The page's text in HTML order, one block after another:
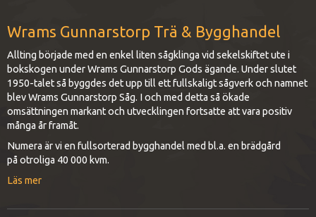
Wrams Gunnarstorp Trä & Bygghandel
Allting började med en enkel liten sågklinga vid sekelskiftet ute i
bokskogen under Wrams Gunnarstorp Gods ägande. Under slutet
1950-talet så byggdes det upp till ett fullskaligt sågverk och namnet
blev Wrams Gunnarstorp Såg. I och med detta så ökade
omsättningen markant och utvecklingen fortsatte att vara positiv
många år framåt.
Numera är vi en fullsorterad bygghandel med bl.a. en brädgård
på otroliga 40 000 kvm.
Läs mer